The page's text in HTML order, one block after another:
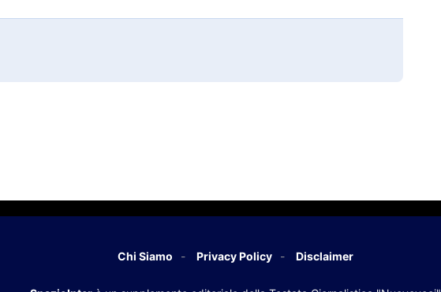
Chi Siamo Privacy Policy Disclaimer